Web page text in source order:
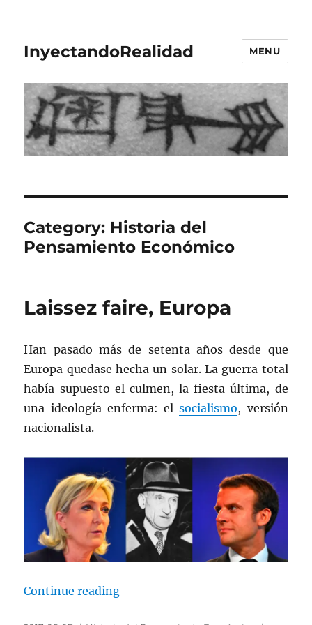
InyectandoRealidad MENU
Category: Historia del
Pensamiento Económico
Laissez faire, Europa
Han pasado más de setenta años desde que
Europa quedase hecha un solar. La guerra total
había supuesto el culmen, la fiesta última, de
una ideología enferma: elsocialismo, versión
nacionalista.
Continue reading“Laissez faire, Europa”